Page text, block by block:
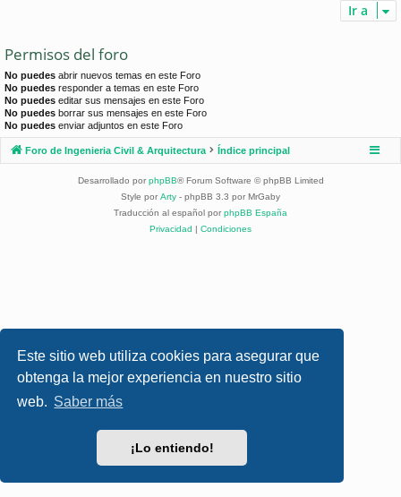
Este sitio web utiliza cookies para asegurar que
obtenga la mejor experiencia en nuestro sitio
web. Saber más
¡Lo entiendo!
Ir a
Permisos del foro
No puedes abrir nuevos temas en este Foro
No puedes responder a temas en este Foro
No puedes editar sus mensajes en este Foro
No puedes borrar sus mensajes en este Foro
No puedes enviar adjuntos en este Foro
Foro de Ingenieria Civil & Arquitectura Índice principal
Desarrollado por phpBB® Forum Software © phpBB Limited
Style por Arty - phpBB 3.3 por MrGaby
Traducción al español por phpBB España
Privacidad | Condiciones